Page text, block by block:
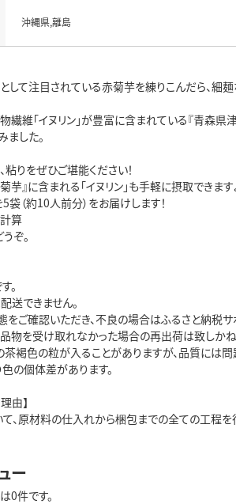
沖縄県,離島
して注目されている赤菊芋を練りこんだら、細
繊維「イヌリン」が豊富に含まれている『青森
ました。
りをぜひご堪能ください！
』に含まれる「イヌリン」も手軽に摂取できます
（約10人前分）をお届けします！
算
ぞ。
。
送できません。
をご確認いただき、不良の場合はふるさと納税
物を受け取れなかった場合の再出荷は致しかね
褐色の粒が入ることがありますが、品質には問
の個体差があります。
由】
、原材料の仕入れから梱包までの全ての工程を
ー
0件です。